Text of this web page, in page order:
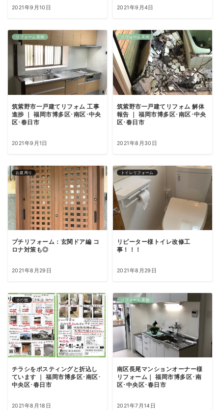
2021年9月10日 2021年9月4日
リフォーム実例
筑紫野市一戸建てリフォム 工事
進捗 ｜ 福岡市博多区･南区･中央
区･春日市
2021年9月1日
リフォーム実例
筑紫野市一戸建てリフォム 解体
報告 ｜ 福岡市博多区･南区･中央
区･春日市
2021年8月30日
お庭周り
プチリフォーム：玄関ドア編 コ
ロナ対策も◎
2021年8月29日
トイレリフォーム
リピーター様トイレ改修工
事！！！
2021年8月29日
その他
チラシをポスティングと折込し
ています ｜ 福岡市博多区･南区･
中央区･春日市
2021年8月18日
リフォーム実例
南区長尾マンションオーナー様
リフォーム｜ 福岡市博多区･南
区･中央区･春日市
2021年7月14日